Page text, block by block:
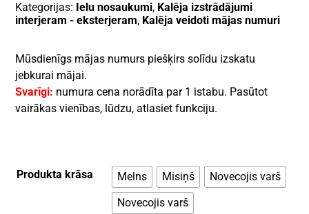
Kategorijas: Ielu nosaukumi, Kalēja izstrādājumi
interjeram - eksterjeram, Kalēja veidoti mājas numuri
Mūsdienīgs mājas numurs piešķirs solīdu izskatu
jebkurai mājai.
Svarīgi: numura cena norādīta par 1 istabu. Pasūtot
vairākas vienības, lūdzu, atlasiet funkciju.
Produkta krāsa Melns Misiņš
Novecojis varš
Novecojis varš